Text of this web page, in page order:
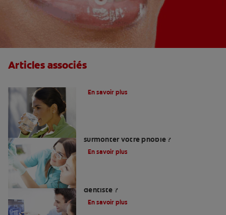
Articles associés
En savoir plus
surmonter votre phobie ?
En savoir plus
dentiste ?
En savoir plus